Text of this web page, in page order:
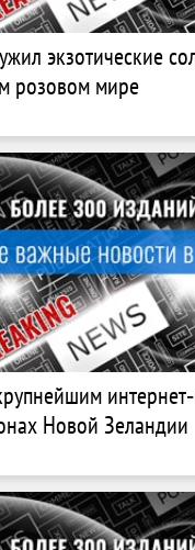
экзотические
розовом мире
Новой Зеландии